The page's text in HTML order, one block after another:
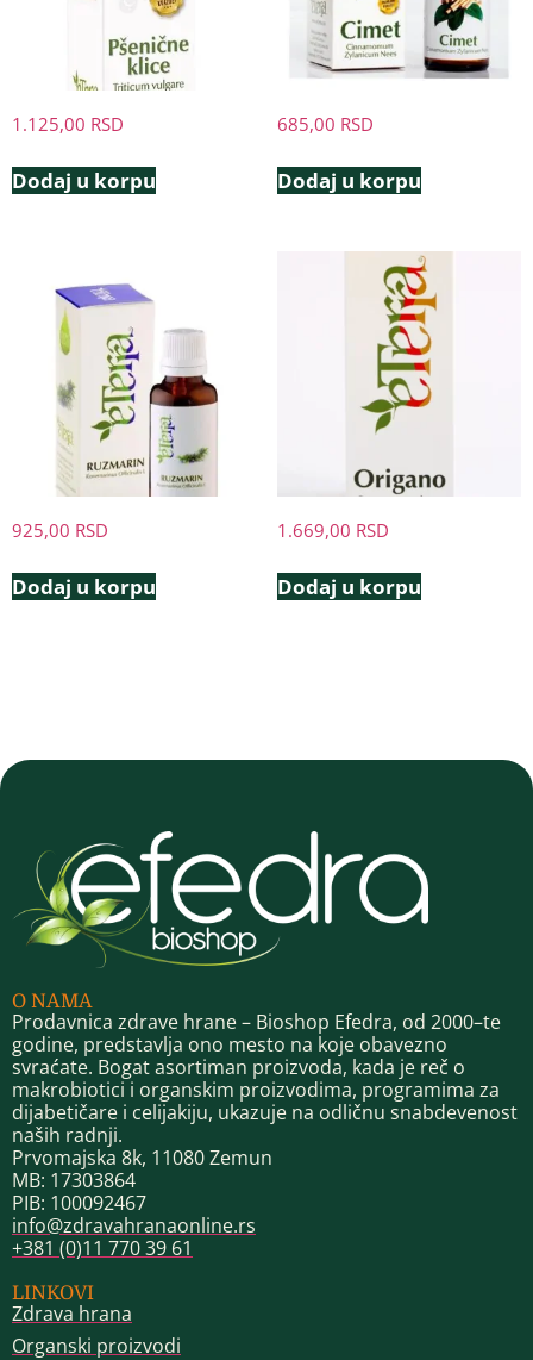
1.125,00 RSD
Dodaj u korpu
685,00 RSD
Dodaj u korpu
925,00 RSD
Dodaj u korpu
1.669,00 RSD
Dodaj u korpu
O NAMA
Prodavnica zdrave hrane – Bioshop Efedra, od 2000–te
godine, predstavlja ono mesto na koje obavezno
svraćate. Bogat asortiman proizvoda, kada je reč o
makrobiotici i organskim proizvodima, programima za
dijabetičare i celijakiju, ukazuje na odličnu snabdevenost
naših radnji.
Prvomajska 8k, 11080 Zemun
MB: 17303864
PIB: 100092467
info@zdravahranaonline.rs
+381 (0)11 770 39 61
LINKOVI
Zdrava hrana
Organski proizvodi